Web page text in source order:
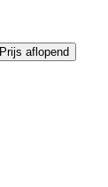
Prijs aflopend